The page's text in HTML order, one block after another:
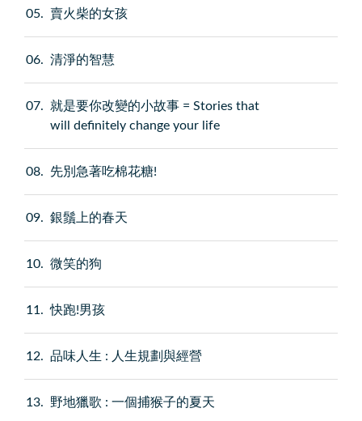
05 賣火柴的女孩
06 清淨的智慧
07
就是要你改變的小故事 = Stories that
will definitely change your life
08 先別急著吃棉花糖!
09 銀鬚上的春天
10 微笑的狗
11 快跑!男孩
12 品味人生 : 人生規劃與經營
13 野地獵歌 : 一個捕猴子的夏天